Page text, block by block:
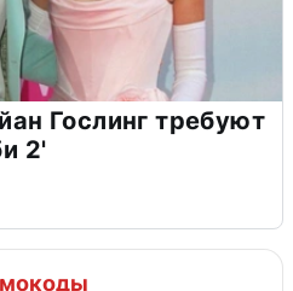
Гослинг требуют
2'